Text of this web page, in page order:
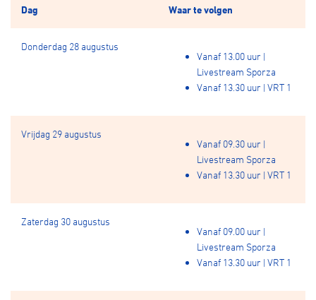
Dag Waar te volgen
Donderdag 28 augustus
Vanaf 13.00 uur |
Livestream Sporza
Vanaf 13.30 uur | VRT 1
Vrijdag 29 augustus
Vanaf 09.30 uur |
Livestream Sporza
Vanaf 13.30 uur | VRT 1
Zaterdag 30 augustus
Vanaf 09.00 uur |
Livestream Sporza
Vanaf 13.30 uur | VRT 1